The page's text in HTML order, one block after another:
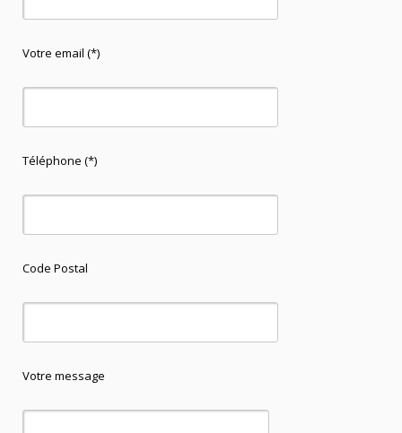
Votre email (*)
Téléphone (*)
Code Postal
Votre message